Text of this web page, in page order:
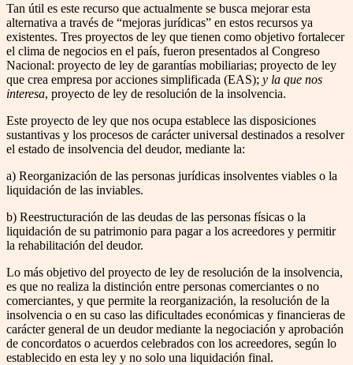
Tan útil es este recurso que actualmente se busca mejorar esta
alternativa a través de “mejoras jurídicas” en estos recursos ya
existentes. Tres proyectos de ley que tienen como objetivo fortalecer
el clima de negocios en el país, fueron presentados al Congreso
Nacional: proyecto de ley de garantías mobiliarias; proyecto de ley
que crea empresa por acciones simplificada (EAS); y la que nos
interesa, proyecto de ley de resolución de la insolvencia.
Este proyecto de ley que nos ocupa establece las disposiciones
sustantivas y los procesos de carácter universal destinados a resolver
el estado de insolvencia del deudor, mediante la:
a) Reorganización de las personas jurídicas insolventes viables o la
liquidación de las inviables.
b) Reestructuración de las deudas de las personas físicas o la
liquidación de su patrimonio para pagar a los acreedores y permitir
la rehabilitación del deudor.
Lo más objetivo del proyecto de ley de resolución de la insolvencia,
es que no realiza la distinción entre personas comerciantes o no
comerciantes, y que permite la reorganización, la resolución de la
insolvencia o en su caso las dificultades económicas y financieras de
carácter general de un deudor mediante la negociación y aprobación
de concordatos o acuerdos celebrados con los acreedores, según lo
establecido en esta ley y no solo una liquidación final.